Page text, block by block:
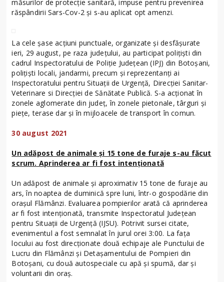
măsurilor de protecție sanitară, impuse pentru prevenirea
răspândirii Sars-Cov-2 și s-au aplicat opt amenzi.
La cele șase acțiuni punctuale, organizate și desfășurate
ieri, 29 august, pe raza județului, au participat polițiști din
cadrul Inspectoratului de Poliție Județean (IPJ) din Botoșani,
polițiști locali, jandarmi, precum și reprezentanți ai
Inspectoratului pentru Situații de Urgență, Direcției Sanitar-
Veterinare si Direcției de Sănătate Publică. S-a acționat în
zonele aglomerate din județ, în zonele pietonale, târguri și
piețe, terase dar și în mijloacele de transport în comun.
30 august 2021
Un adăpost de animale și 15 tone de furaje s-au făcut
scrum. Aprinderea ar fi fost intenționată
Un adăpost de animale și aproximativ 15 tone de furaje au
ars, în noaptea de duminică spre luni, într-o gospodărie din
orașul Flămânzi. Evaluarea pompierilor arată că aprinderea
ar fi fost intenționată, transmite Inspectoratul Județean
pentru Situații de Urgență (IJSU). Potrivit sursei citate,
evenimentul a fost semnalat în jurul orei 3:00. La fața
locului au fost direcționate două echipaje ale Punctului de
Lucru din Flămânzi și Detașamentului de Pompieri din
Botoșani, cu două autospeciale cu apă și spumă, dar și
voluntarii din oraș.